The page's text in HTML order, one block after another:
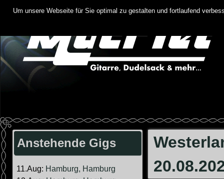
Anstehende Gigs
11.Aug: Hamburg, Hamburg
Um unsere Webseite für Sie optimal zu gestalten und fortlaufend